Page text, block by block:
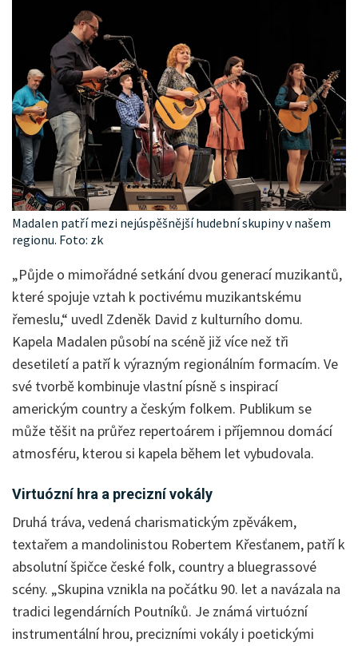
KATALOG FIREM
Madalen patří mezi nejúspěšnější hudební skupiny v našem
regionu. Foto: zk
„Půjde o mimořádné setkání dvou generací muzikantů,
které spojuje vztah k poctivému muzikantskému
řemeslu,“ uvedl Zdeněk David z kulturního domu.
Kapela Madalen působí na scéně již více než tři
desetiletí a patří k výrazným regionálním formacím. Ve
své tvorbě kombinuje vlastní písně s inspirací
americkým country a českým folkem. Publikum se
může těšit na průřez repertoárem i příjemnou domácí
atmosféru, kterou si kapela během let vybudovala.
Virtuózní hra a precizní vokály
Druhá tráva, vedená charismatickým zpěvákem,
textařem a mandolinistou Robertem Křesťanem, patří k
absolutní špičce české folk, country a bluegrassové
scény. „Skupina vznikla na počátku 90. let a navázala na
tradici legendárních Poutníků. Je známá virtuózní
instrumentální hrou, precizními vokály i poetickými